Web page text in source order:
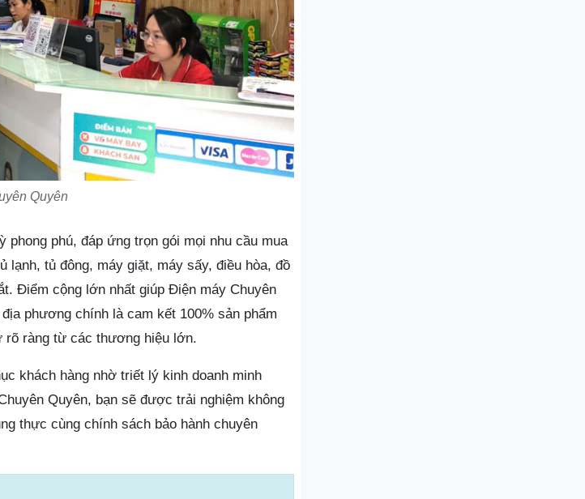
Quyên
phú, đáp ứng trọn gói mọi nhu cầu mua
tủ đông, máy giặt, máy sấy, điều hòa, đồ
Điểm cộng lớn nhất giúp Điện máy Chuyên
phương chính là cam kết 100% sản phẩm
rõ ràng từ các thương hiệu lớn.
khách hàng nhờ triết lý kinh doanh minh
Quyên, bạn sẽ được trải nghiệm không
thực cùng chính sách bảo hành chuyên